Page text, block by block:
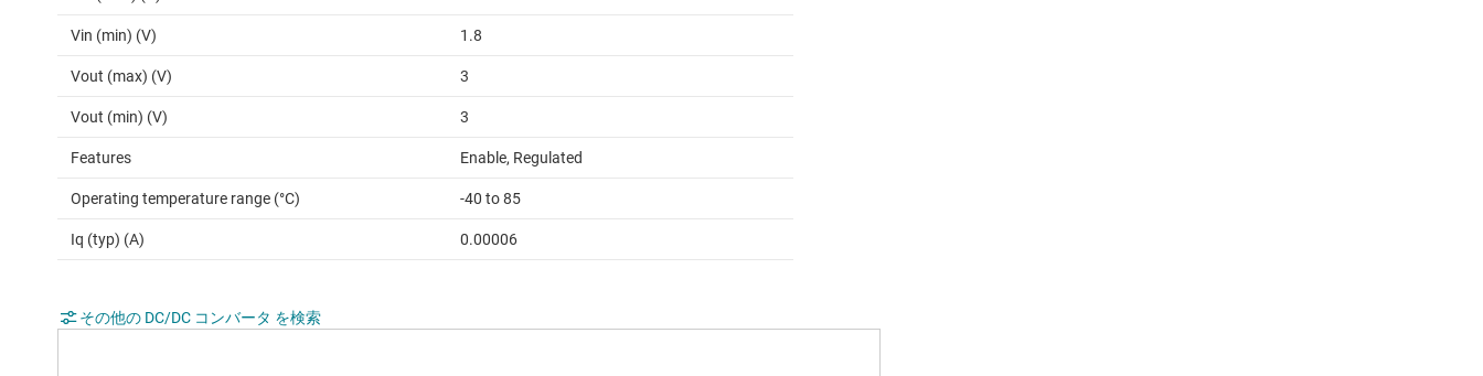
Vin (min) (V) 1.8
Vout (max) (V) 3
Vout (min) (V) 3
Features Enable, Regulated
Operating temperature range (°C) -40 to 85
Iq (typ) (A) 0.00006
その他の DC/DC コンバータ を検索